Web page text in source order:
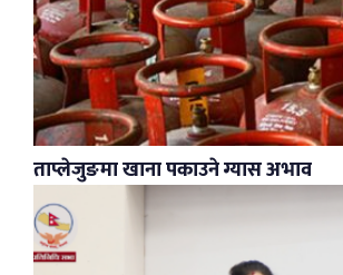
ताप्लेजुङमा खाना पकाउने ग्यास अभाव